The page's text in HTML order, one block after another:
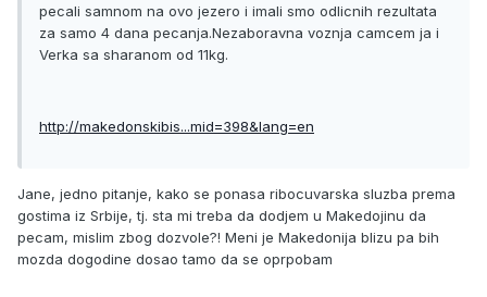
pecali samnom na ovo jezero i imali smo odlicnih rezultata
za samo 4 dana pecanja.Nezaboravna voznja camcem ja i
Verka sa sharanom od 11kg.
http://makedonskibis...mid=398&lang=en
Jane, jedno pitanje, kako se ponasa ribocuvarska sluzba prema
gostima iz Srbije, tj. sta mi treba da dodjem u Makedojinu da
pecam, mislim zbog dozvole?! Meni je Makedonija blizu pa bih
mozda dogodine dosao tamo da se oprpobam